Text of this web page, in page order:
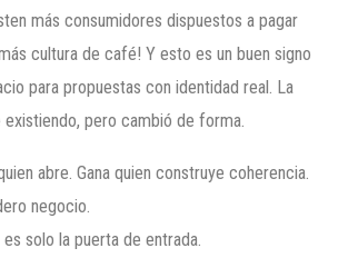
más consumidores dispuestos a pagar
cultura de café! Y esto es un buen signo
para propuestas con identidad real. La
existiendo, pero cambió de forma.
abre. Gana quien construye coherencia.
negocio.
solo la puerta de entrada.